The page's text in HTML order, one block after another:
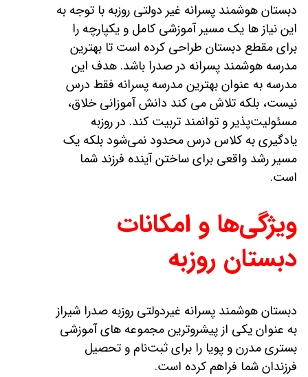
دبستان هوشمند پسرانه غیر دولتی روزبه با توجه به
این نیاز ها یک مسیر آموزشی کامل و یکپارچه را
برای مقطع دبستان طراحی کرده است تا بهترین
مدرسه هوشمند پسرانه در صدرا باشد. هدف این
مدرسه به عنوان بهترین مدرسه پسرانه فقط درس
نیست، بلکه تلاش می‌ کند دانش‌ آموزانی خلاق،
مسئولیت‌پذیر و توانمند تربیت کند. در روزبه
یادگیری به کلاس درس محدود نمی‌شود بلکه یک
مسیر رشد واقعی برای ساختن آینده فرزند شما
است.
ویژگی‌ها و امکانات
دبستان روزبه
دبستان هوشمند پسرانه غیردولتی روزبه صدرا شیراز
به عنوان یکی از پیشروترین مجموعه‌ های آموزشی
بستری مدرن و پویا را برای ثبت‌نام و تحصیل
فرزندان شما فراهم کرده است.